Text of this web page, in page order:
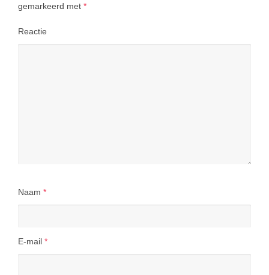
gemarkeerd met *
Reactie
Naam *
E-mail *